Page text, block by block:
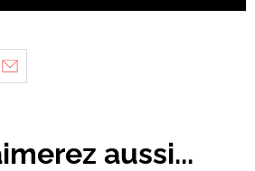
aussi...